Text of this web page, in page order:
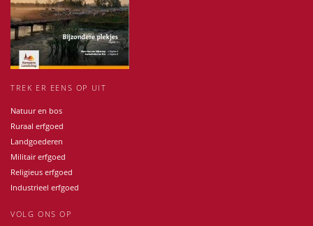
TREK ER EENS OP UIT
Natuur en bos
Ruraal erfgoed
Landgoederen
Militair erfgoed
Religieus erfgoed
Industrieel erfgoed
VOLG ONS OP